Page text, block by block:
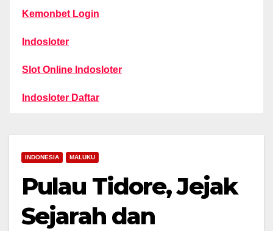
Kemonbet Login
Indosloter
Slot Online Indosloter
Indosloter Daftar
INDONESIA MALUKU
Pulau Tidore, Jejak
Sejarah dan